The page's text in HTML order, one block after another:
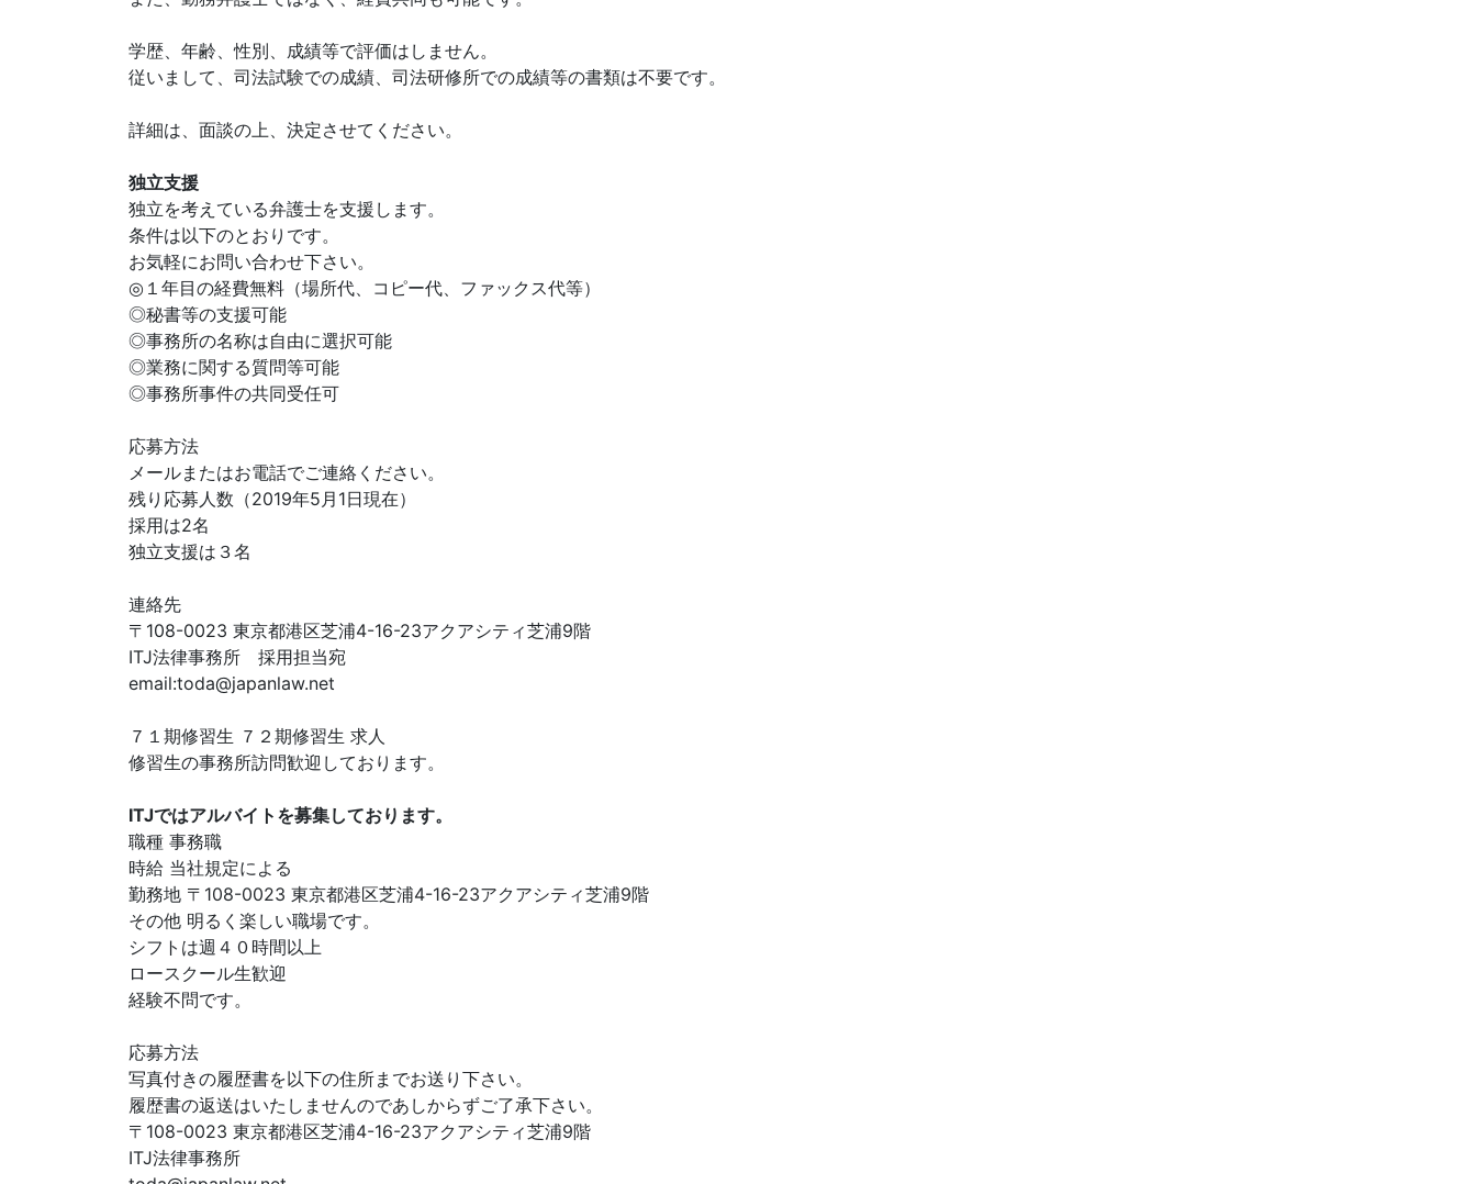
学歴、年齢、性別、成績等で評価はしません。
従いまして、司法試験での成績、司法研修所での成績等の書類は不要です。
詳細は、面談の上、決定させてください。
独立支援
独立を考えている弁護士を支援します。
条件は以下のとおりです。
お気軽にお問い合わせ下さい。
◎１年目の経費無料（場所代、コピー代、ファックス代等）
◎秘書等の支援可能
◎事務所の名称は自由に選択可能
◎業務に関する質問等可能
◎事務所事件の共同受任可
応募方法
メールまたはお電話でご連絡ください。
残り応募人数（2019年5月1日現在）
採用は2名
独立支援は３名
連絡先
〒108-0023 東京都港区芝浦4-16-23アクアシティ芝浦9階
ITJ法律事務所 採用担当宛
email:toda@japanlaw.net
７１期修習生 ７２期修習生 求人
修習生の事務所訪問歓迎しております。
ITJではアルバイトを募集しております。
職種 事務職
時給 当社規定による
勤務地 〒108-0023 東京都港区芝浦4-16-23アクアシティ芝浦9階
その他 明るく楽しい職場です。
シフトは週４０時間以上
ロースクール生歓迎
経験不問です。
応募方法
写真付きの履歴書を以下の住所までお送り下さい。
履歴書の返送はいたしませんのであしからずご了承下さい。
〒108-0023 東京都港区芝浦4-16-23アクアシティ芝浦9階
ITJ法律事務所